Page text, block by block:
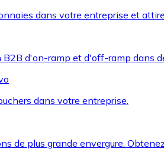
dans votre entreprise et
B2B d'on-ramp et d'off-ramp dans
dans votre entreprise.
de plus grande envergure.